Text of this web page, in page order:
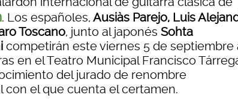
. Los españoles, Ausiàs Parejo, Luis
Toscano, junto al japonés Sohta
competirán este viernes 5 de septiembre
en el Teatro Municipal Francisco
del jurado de renombre
con el que cuenta el certamen.